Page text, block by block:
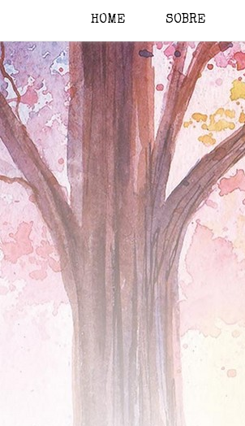
HOME SOBRE